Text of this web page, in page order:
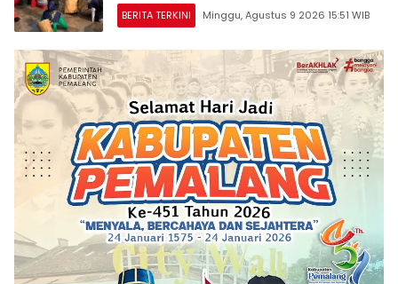
BERITA TERKINI Minggu, Agustus 9 2026 15:51 WIB